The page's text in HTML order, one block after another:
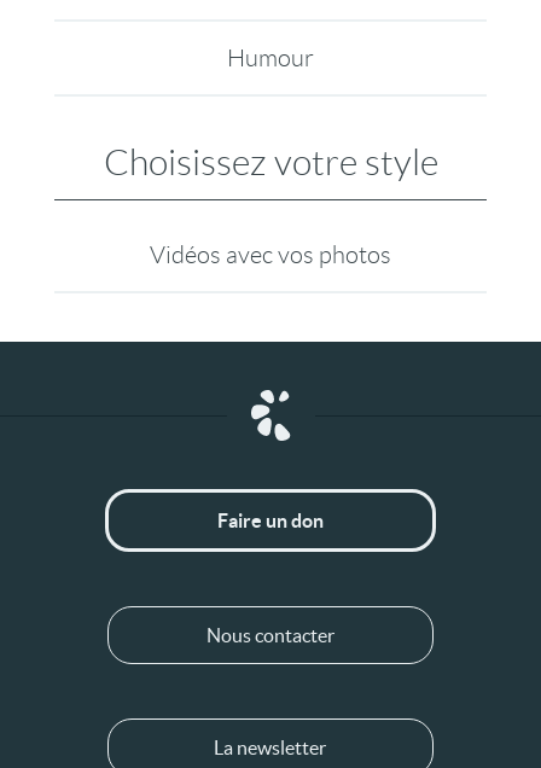
Humour
Choisissez votre style
Vidéos avec vos photos
Faire un don
Nous contacter
La newsletter